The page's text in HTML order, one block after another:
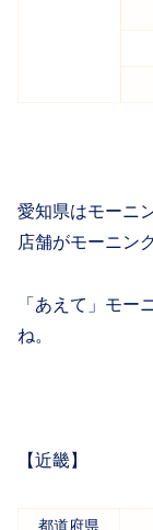
愛知県はモーニ
店舗がモーニン
「あえて」モー
ね。
【近畿】
都道府県